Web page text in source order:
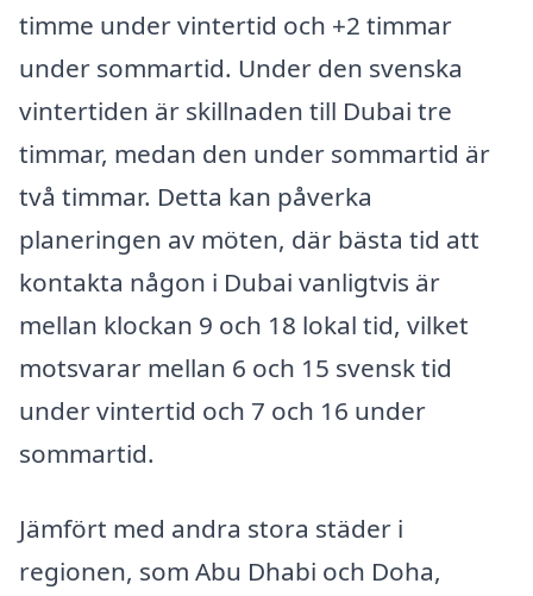
timme under vintertid och +2 timmar
under sommartid. Under den svenska
vintertiden är skillnaden till Dubai tre
timmar, medan den under sommartid är
två timmar. Detta kan påverka
planeringen av möten, där bästa tid att
kontakta någon i Dubai vanligtvis är
mellan klockan 9 och 18 lokal tid, vilket
motsvarar mellan 6 och 15 svensk tid
under vintertid och 7 och 16 under
sommartid.
Jämfört med andra stora städer i
regionen, som Abu Dhabi och Doha,